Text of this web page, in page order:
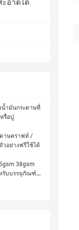
อาดได้
น้ำมันกระดาษที่
รือปู
ดาษคราฟท์ /
วอย่างฟรีใช้ได้
38gsm
รับบรรจุภัณฑ์